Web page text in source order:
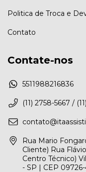
Politica de Troca e
Contato
Contate-nos
5511988216836
(11) 2758-5667 /
Rua Mario
Cliente) Rua
Centro Técnico)
- SP | CEP